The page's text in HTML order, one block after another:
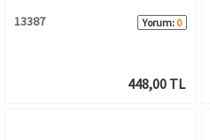
13387 Yorum: 0
448,00 TL